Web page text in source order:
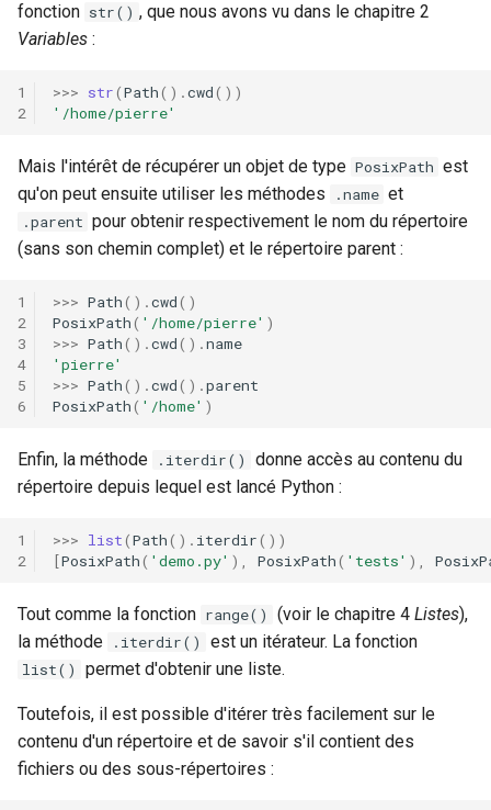
fonction str() , que nous avons vu dans le chapitre 2
Variables :
>>> str(Path() .cwd())
'/home/pierre'
Mais l'intérêt de récupérer un objet de type PosixPath est
qu'on peut ensuite utiliser les méthodes
.name et
.parent pour obtenir respectivement le nom du répertoire
(sans son chemin complet) et le répertoire parent :
>>> Path() .cwd()
PosixPath( '/home/pierre' )
>>> Path() .cwd() .name
'pierre'
>>> Path() .cwd() .parent
PosixPath( '/home' )
Enfin, la méthode .iterdir()
donne accès au contenu du
répertoire depuis lequel est lancé Python :
>>> list(Path() . iterdir())
[PosixPath( 'demo.py' ), PosixPath( 'tests' ),
Tout comme la fonction range() (voir le chapitre 4 Listes),
la méthode
.iterdir() est un itérateur. La fonction
list() permet d'obtenir une liste.
Toutefois, il est possible d'itérer très facilement sur le
contenu d'un répertoire et de savoir s'il contient des
fichiers ou des sous-répertoires :